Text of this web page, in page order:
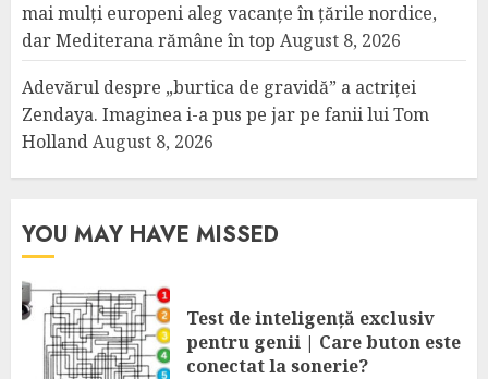
mai mulți europeni aleg vacanțe în țările nordice,
dar Mediterana rămâne în top August 8, 2026
Adevărul despre „burtica de gravidă” a actriței
Zendaya. Imaginea i-a pus pe jar pe fanii lui Tom
HollandAugust 8, 2026
YOU MAY HAVE MISSED
Test de inteligență exclusiv
pentru genii | Care buton este
conectat la sonerie?